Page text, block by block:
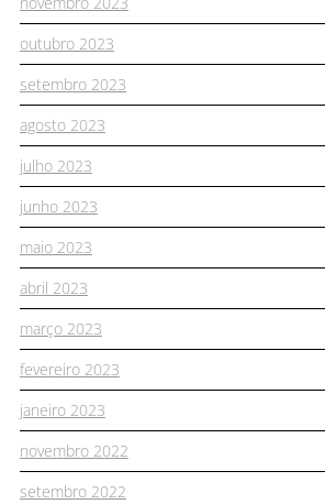
outubro 2023
setembro 2023
agosto 2023
julho 2023
junho 2023
maio 2023
abril 2023
março 2023
fevereiro 2023
janeiro 2023
novembro 2022
setembro 2022